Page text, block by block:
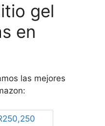
gel
en
las mejores